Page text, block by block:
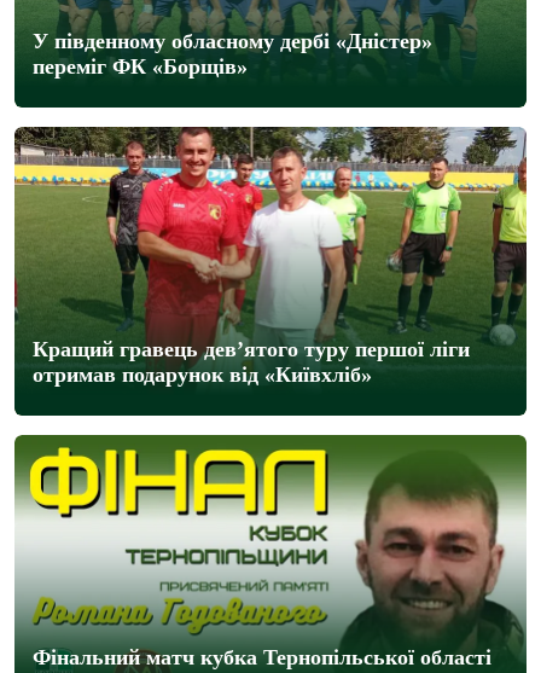
У південному обласному дербі «Дністер»
переміг ФК «Борщів»
Кращий гравець дев’ятого туру першої ліги
отримав подарунок від «Київхліб»
Фінальний матч кубка Тернопільської області